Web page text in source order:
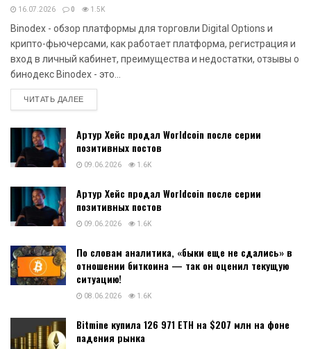
16.07.2026 0 1.5K
Binodex - обзор платформы для торговли Digital Options и
крипто-фьючерсами, как работает платформа, регистрация и
вход в личный кабинет, преимущества и недостатки, отзывы о
бинодекс Binodex - это...
ЧИТАТЬ ДАЛЕЕDETAILS
Артур Хейс продал Worldcoin после серии
позитивных постов
09.06.2026 1.6K
Артур Хейс продал Worldcoin после серии
позитивных постов
09.06.2026 1.6K
По словам аналитика, «быки еще не сдались» в
отношении биткоина — так он оценил текущую
ситуацию!
08.06.2026 1.6K
Bitmine купила 126 971 ETH на $207 млн на фоне
падения рынка